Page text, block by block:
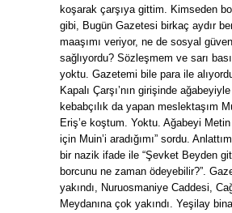
koşarak çarşıya gittim. Kimseden
gibi, Bugün Gazetesi birkaç aydır
maaşımı veriyor, ne de sosyal
sağlıyordu? Sözleşmem ve sarı
yoktu. Gazetemi bile para ile
Kapalı Çarşı’nın girişinde
kebabçılık da yapan meslektaşım
Eriş’e koştum. Yoktu. Ağabeyi Metin
için Muin’i aradığımı” sordu.
bir nazik ifade ile “Şevket Beyden
borcunu ne zaman ödeyebilir?”.
yakındı, Nuruosmaniye Caddesi,
Meydanına çok yakındı. Yeşilay